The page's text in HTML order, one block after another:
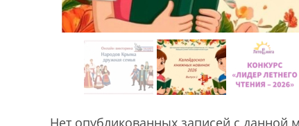
Нет опубликованных записей с данной